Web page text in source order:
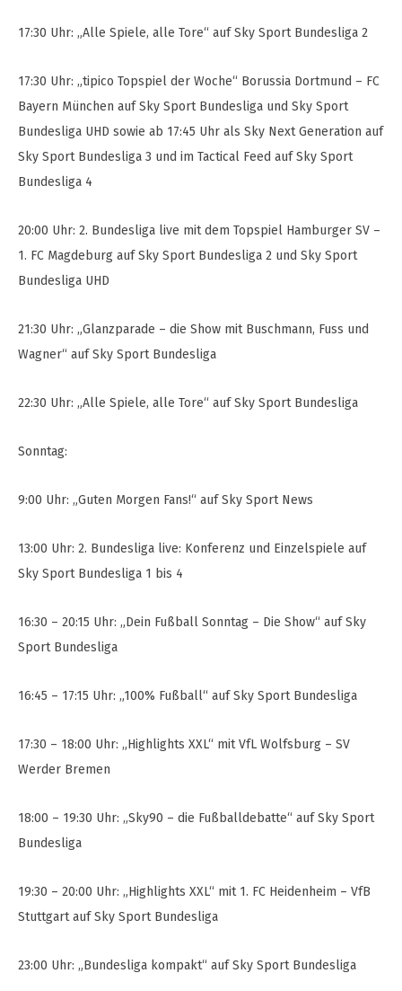
17:30 Uhr: „Alle Spiele, alle Tore“ auf Sky Sport Bundesliga 2
17:30 Uhr: „tipico Topspiel der Woche“ Borussia Dortmund – FC
Bayern München auf Sky Sport Bundesliga und Sky Sport
Bundesliga UHD sowie ab 17:45 Uhr als Sky Next Generation auf
Sky Sport Bundesliga 3 und im Tactical Feed auf Sky Sport
Bundesliga 4
20:00 Uhr: 2. Bundesliga live mit dem Topspiel Hamburger SV –
1. FC Magdeburg auf Sky Sport Bundesliga 2 und Sky Sport
Bundesliga UHD
21:30 Uhr: „Glanzparade – die Show mit Buschmann, Fuss und
Wagner“ auf Sky Sport Bundesliga
22:30 Uhr: „Alle Spiele, alle Tore“ auf Sky Sport Bundesliga
Sonntag:
9:00 Uhr: „Guten Morgen Fans!“ auf Sky Sport News
13:00 Uhr: 2. Bundesliga live: Konferenz und Einzelspiele auf
Sky Sport Bundesliga 1 bis 4
16:30 – 20:15 Uhr: „Dein Fußball Sonntag – Die Show“ auf Sky
Sport Bundesliga
16:45 – 17:15 Uhr: „100% Fußball“ auf Sky Sport Bundesliga
17:30 – 18:00 Uhr: „Highlights XXL“ mit VfL Wolfsburg – SV
Werder Bremen
18:00 – 19:30 Uhr: „Sky90 – die Fußballdebatte“ auf Sky Sport
Bundesliga
19:30 – 20:00 Uhr: „Highlights XXL“ mit 1. FC Heidenheim – VfB
Stuttgart auf Sky Sport Bundesliga
23:00 Uhr: „Bundesliga kompakt“ auf Sky Sport Bundesliga